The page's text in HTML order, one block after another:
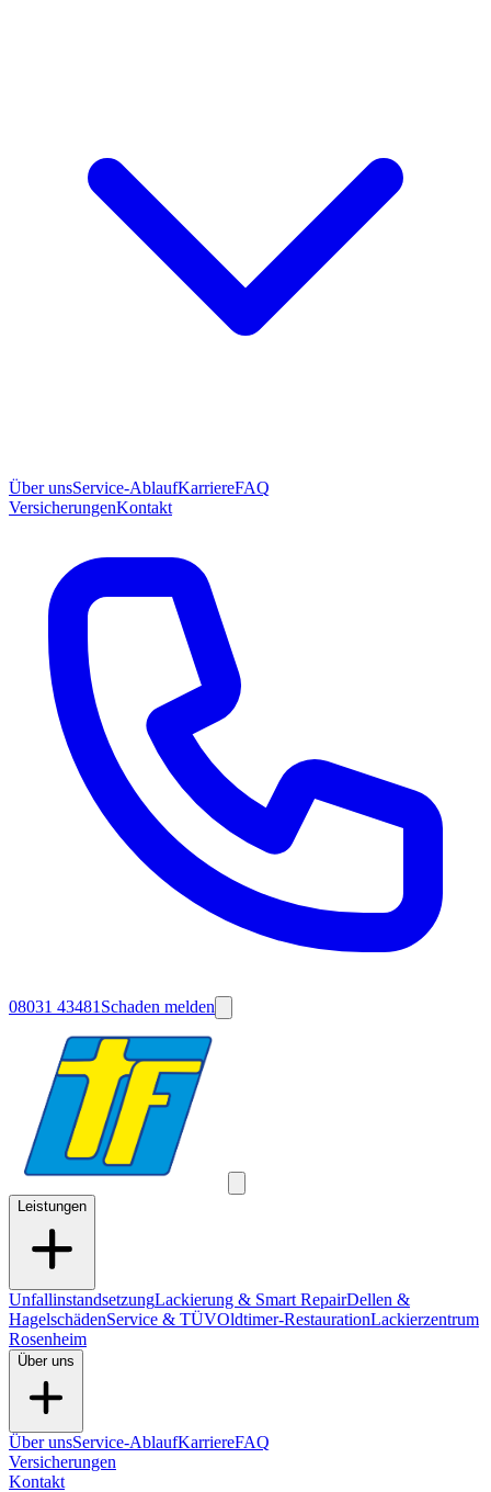
Über unsService-AblaufKarriereFAQ
VersicherungenKontakt
08031 43481 Schaden melden
Leistungen
UnfallinstandsetzungLackierung & Smart RepairDellen &
HagelschädenService & TÜVOldtimer-RestaurationLackierzentrum
Rosenheim
Über uns
Über unsService-AblaufKarriereFAQ
Versicherungen
Kontakt